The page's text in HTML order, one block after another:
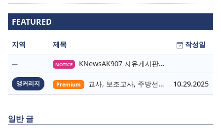
FEATURED
지역 제목 작성일
NOTICE KNewsAK907 자유게시판 이용안내
앵커리지 Premium 교사, 보조교사, 주방선생님 구합니다 – Northern Light Preschool and Child Care 10.29.2025
일반 글